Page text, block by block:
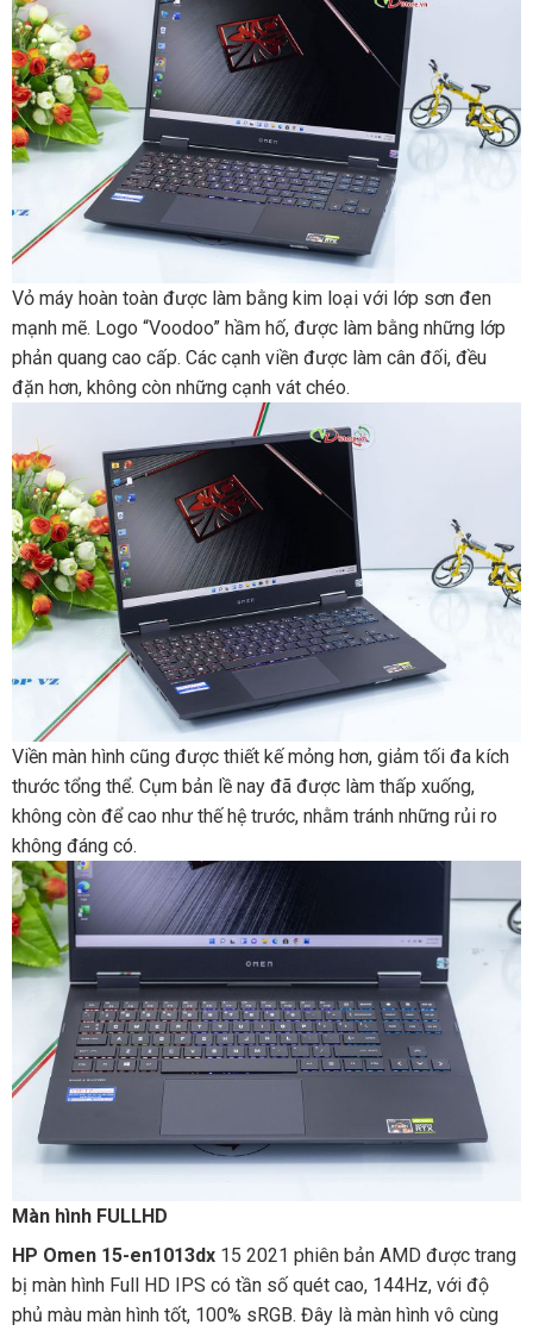
Vỏ‌ ‌máy‌ ‌hoàn‌ ‌toàn‌ ‌được‌ ‌làm‌ ‌bằng‌ kim‌ ‌loại‌ ‌với‌ ‌lớp‌ ‌sơn‌ ‌đen‌
‌mạnh‌ ‌mẽ.‌ ‌Logo‌ ‌“Voodoo”‌ ‌hầm‌ ‌hố,‌ ‌được làm bằng những lớp
phản quang cao cấp. ‌Các‌ ‌cạnh‌ ‌viền‌ được‌ ‌làm‌ ‌cân‌ ‌đối,‌ ‌đều‌
‌đặn‌ ‌hơn,‌ ‌không‌ ‌còn‌ ‌những‌ ‌cạnh‌ ‌vát‌ ‌chéo‌.
Viền‌ ‌màn‌ ‌hình‌ ‌cũng‌ được‌ ‌thiết‌ ‌kế‌ ‌mỏng‌ ‌hơn,‌ ‌giảm‌ ‌tối‌ ‌đa‌ ‌kích‌
‌thước‌ ‌tổng‌ ‌thể.‌ ‌Cụm‌ ‌bản‌ ‌lề‌ ‌nay‌ ‌đã‌ ‌được‌ ‌làm‌ ‌thấp‌ ‌xuống,‌
‌không‌ ‌còn‌ ‌để‌ ‌cao‌ ‌như‌ ‌thế‌ ‌hệ‌ ‌trước,‌ ‌nhằm‌ ‌tránh‌ ‌những‌ ‌rủi‌ ‌ro‌
‌không‌ ‌đáng‌ ‌có.‌
Màn hình FULLHD
HP Omen 15-en1013dx15 2021 phiên bản AMD‌ ‌được‌ ‌trang‌
‌bị‌ ‌màn‌ ‌hình‌ ‌Full‌ ‌HD‌ ‌IPS‌ ‌có‌ ‌tần‌ ‌số‌ ‌quét‌ ‌cao,‌ ‌144Hz,‌ ‌với‌ ‌độ‌
‌phủ‌ ‌màu‌ ‌màn‌ ‌hình‌ ‌tốt, ‌100%‌ ‌sRGB.‌ Đây là màn hình vô cùng